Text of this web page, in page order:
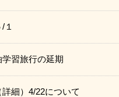
習旅行の延期
詳細）4/22について